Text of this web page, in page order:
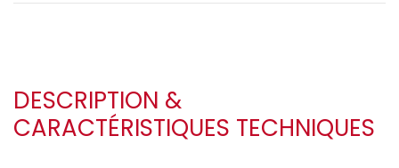
DESCRIPTION &
CARACTÉRISTIQUES TECHNIQUES